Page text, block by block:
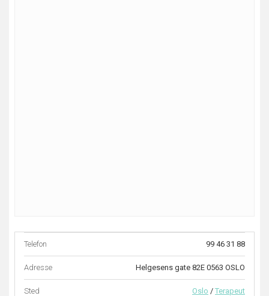
Telefon 99 46 31 88
Adresse Helgesens gate 82E 0563 OSLO
Sted Oslo / Terapeut